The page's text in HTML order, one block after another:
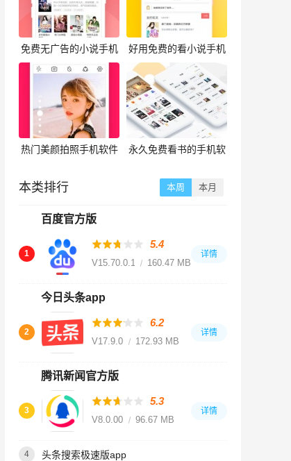
免费无广告的小说手机
好用免费的看小说手机
软件合集
热门美颜拍照手机软件
永久免费看书的手机软
本类排行 本周 本月
百度官方版
1
5.4
V15.70.0.10 160.47 MB
详情
今日头条app
2
6.2
V17.9.0 172.93 MB
详情
腾讯新闻官方版
3
5.3
V8.0.00 96.67 MB
详情
4 头条搜索极速版app